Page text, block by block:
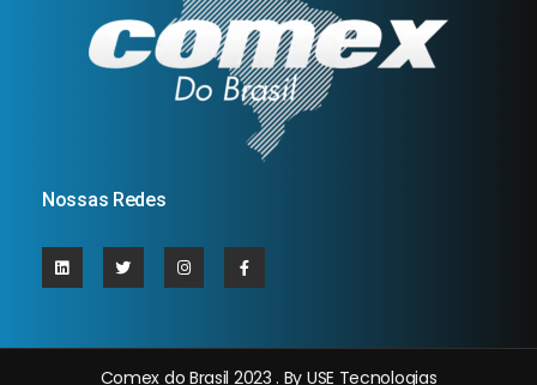
Nossas Redes
Comex do Brasil 2023 . By USE Tecnologias